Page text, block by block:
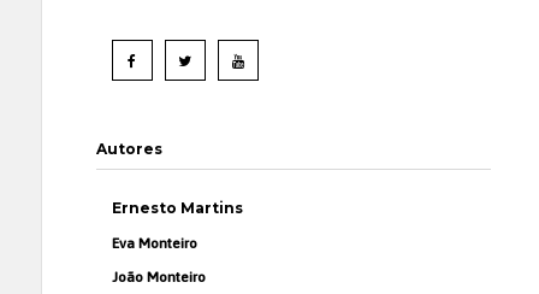
Autores
Ernesto Martins
Eva Monteiro
João Monteiro